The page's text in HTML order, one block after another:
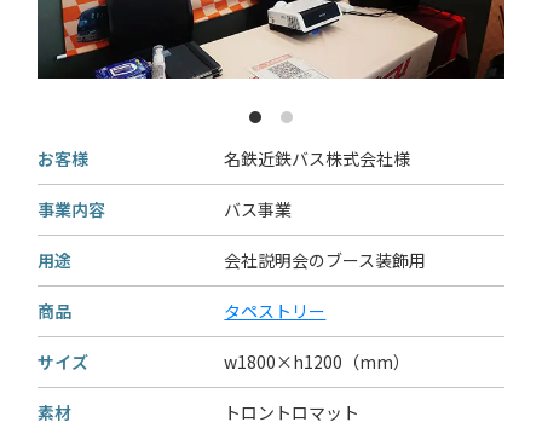
お客様 名鉄近鉄バス株式会社様
事業内容 バス事業
用途 会社説明会のブース装飾用
商品 タペストリー
サイズ w1800×h1200（mm）
素材 トロントロマット